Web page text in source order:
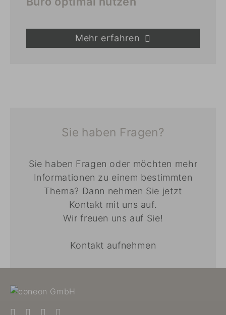
Mehr erfahren
Sie haben Fragen?
Sie haben Fragen oder möchten mehr
Informationen zu einem bestimmten
Thema? Dann nehmen Sie jetzt
Kontakt mit uns auf.
Wir freuen uns auf Sie!
Kontakt aufnehmen